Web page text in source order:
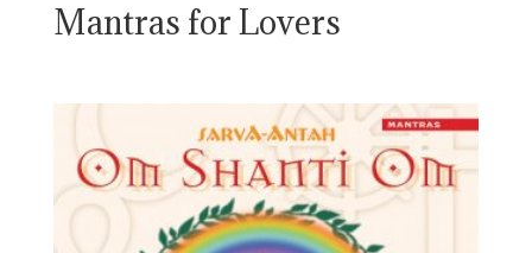
Mantras for Lovers